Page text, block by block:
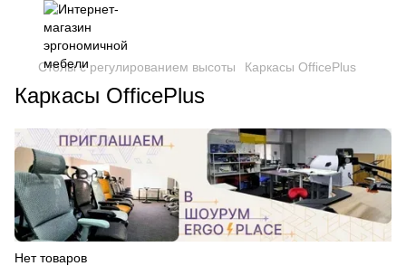
Столы с регулированием высоты Каркасы OfficePlus
Каркасы OfficePlus
Нет товаров